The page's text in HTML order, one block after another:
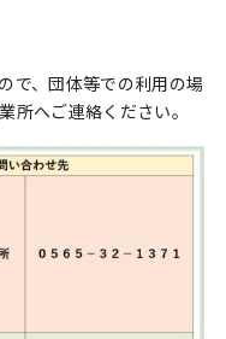
で、団体等での利用の場
所へご連絡ください。